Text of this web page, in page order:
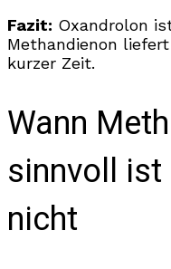
Fazit: Oxandrolon
Methandienon
kurzer Zeit.
Wann
sinnvoll
nicht